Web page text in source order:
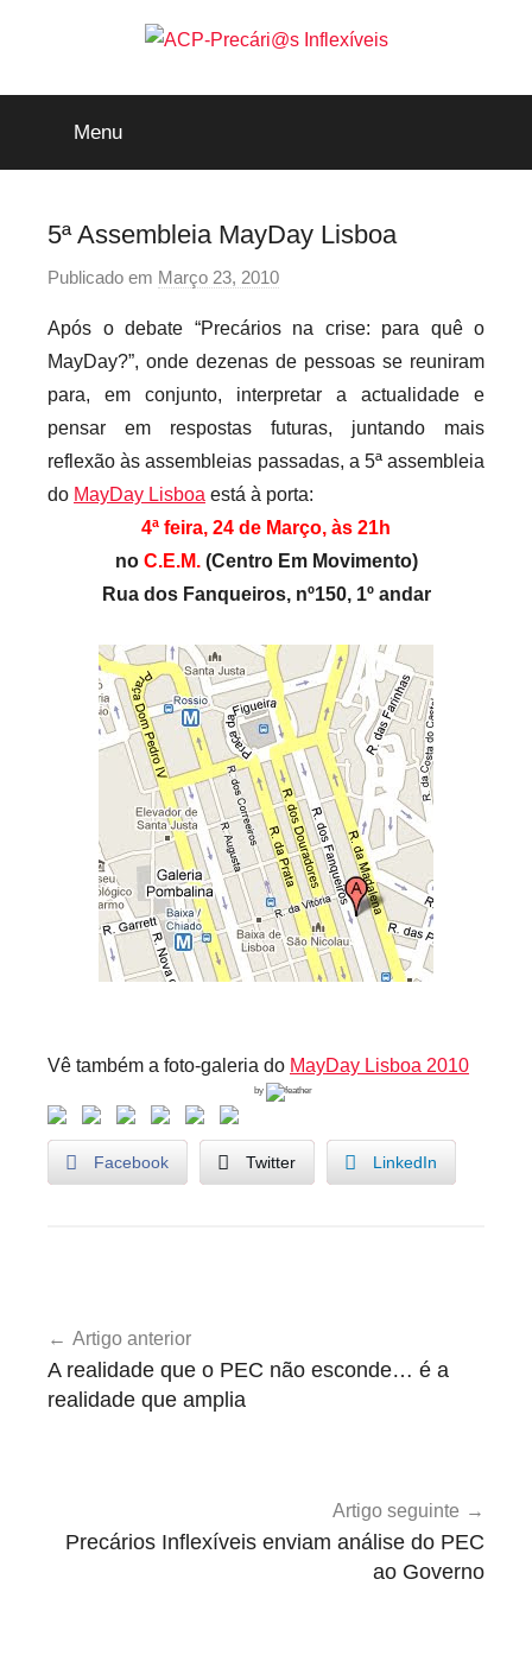
ACP-
Precári@s
Inflexíveis
Menu
5ª Assembleia MayDay Lisboa
Publicado em Março 23, 2010
r
p
r
e
c
a
r
i
o
i
n
f
l
e
x
i
v
e
i
s
Após o debate “Precários na crise: para quê o
MayDay?”, onde dezenas de pessoas se reuniram
para, em conjunto, interpretar a actualidade e
pensar em respostas futuras, juntando mais
reflexão às assembleias passadas, a 5ª assembleia
do MayDay Lisboa está à porta:
4ª feira, 24 de Março, às 21h
no C.E.M.(Centro Em Movimento)
Rua dos Fanqueiros, nº150, 1º andar
Vê também a foto-galeria do MayDay Lisboa 2010
by
Facebook Twitter LinkedIn
de
artigos
Artigo anterior
A realidade que o PEC não esconde… é a
realidade que amplia
Artigo seguinte
Precários Inflexíveis enviam análise do PEC
ao Governo